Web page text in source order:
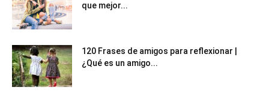
que mejor...
120 Frases de amigos para reflexionar |
¿Qué es un amigo...